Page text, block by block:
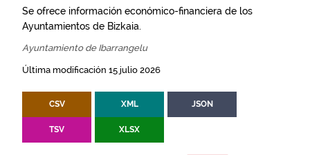
Se ofrece información económico-financiera de los
Ayuntamientos de Bizkaia.
Ayuntamiento de Ibarrangelu
Última modificación 15 julio 2026
CSV XML JSON
TSV XLSX